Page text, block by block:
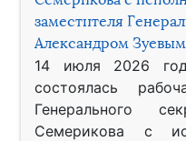
заместителя
Александром Зуевым
14 июля 2026
состоялась
Генерального
Семерикова с